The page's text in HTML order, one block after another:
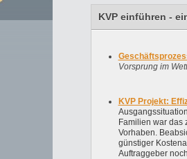
KVP einführen -
Vorsprung im
KVP Projekt:
Familien war das
Vorhaben.
günstiger
Auftraggeber